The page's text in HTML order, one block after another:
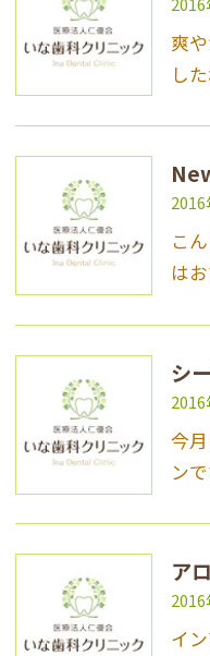
爽
し
2016
こ
は
シ
2016
今
ン
ア
2016
イ